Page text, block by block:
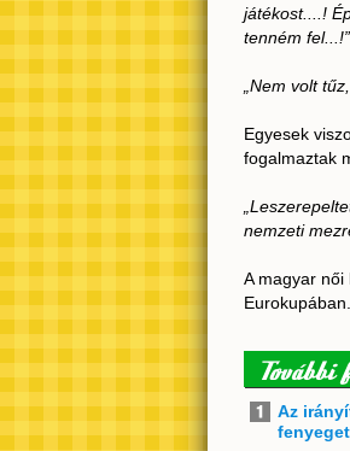
játékost....!
tenném fel...!”
„Nem volt
Egyesek
fogalmaztak
nemzeti
A magyar
Eurokupában.
Az